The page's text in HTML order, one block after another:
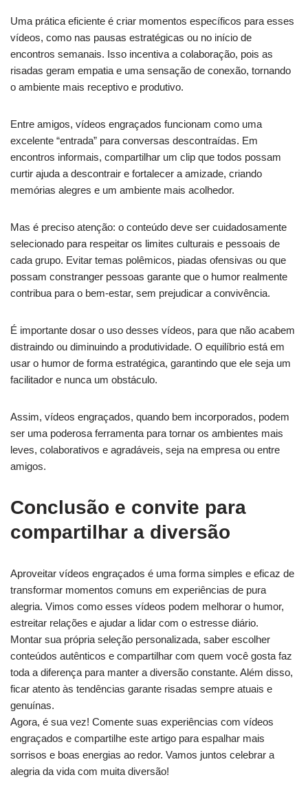
Uma prática eficiente é criar momentos específicos para esses
vídeos, como nas pausas estratégicas ou no início de
encontros semanais. Isso incentiva a colaboração, pois as
risadas geram empatia e uma sensação de conexão, tornando
o ambiente mais receptivo e produtivo.
Entre amigos, vídeos engraçados funcionam como uma
excelente “entrada” para conversas descontraídas. Em
encontros informais, compartilhar um clip que todos possam
curtir ajuda a descontrair e fortalecer a amizade, criando
memórias alegres e um ambiente mais acolhedor.
Mas é preciso atenção: o conteúdo deve ser cuidadosamente
selecionado para respeitar os limites culturais e pessoais de
cada grupo. Evitar temas polêmicos, piadas ofensivas ou que
possam constranger pessoas garante que o humor realmente
contribua para o bem-estar, sem prejudicar a convivência.
É importante dosar o uso desses vídeos, para que não acabem
distraindo ou diminuindo a produtividade. O equilíbrio está em
usar o humor de forma estratégica, garantindo que ele seja um
facilitador e nunca um obstáculo.
Assim, vídeos engraçados, quando bem incorporados, podem
ser uma poderosa ferramenta para tornar os ambientes mais
leves, colaborativos e agradáveis, seja na empresa ou entre
amigos.
Conclusão e convite para
compartilhar a diversão
Aproveitar vídeos engraçados é uma forma simples e eficaz de
transformar momentos comuns em experiências de pura
alegria. Vimos como esses vídeos podem melhorar o humor,
estreitar relações e ajudar a lidar com o estresse diário.
Montar sua própria seleção personalizada, saber escolher
conteúdos autênticos e compartilhar com quem você gosta faz
toda a diferença para manter a diversão constante. Além disso,
ficar atento às tendências garante risadas sempre atuais e
genuínas.
Agora, é sua vez! Comente suas experiências com vídeos
engraçados e compartilhe este artigo para espalhar mais
sorrisos e boas energias ao redor. Vamos juntos celebrar a
alegria da vida com muita diversão!